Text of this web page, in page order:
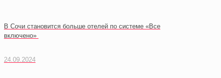
В Сочи становится больше отелей по системе «Все
включено»
24.09.2024